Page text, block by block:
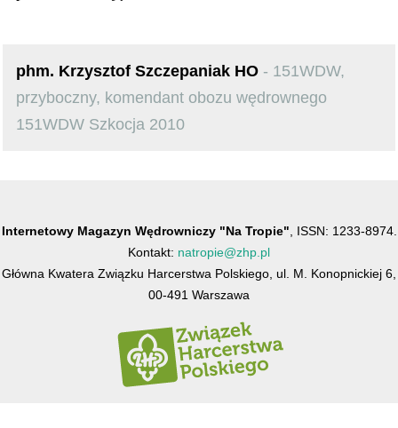
phm. Krzysztof Szczepaniak HO - 151WDW,
przyboczny, komendant obozu wędrownego
151WDW Szkocja 2010
Internetowy Magazyn Wędrowniczy "Na Tropie" , ISSN: 1233-8974.
Kontakt: natropie@zhp.pl
Główna Kwatera Związku Harcerstwa Polskiego, ul. M. Konopnickiej 6,
00-491 Warszawa